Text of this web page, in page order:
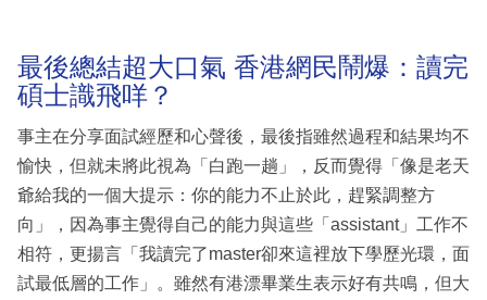
最後總結超大口氣 香港網民鬧爆：讀完
碩士識飛咩？
事主在分享面試經歷和心聲後，最後指雖然過程和結果均不
愉快，但就未將此視為「白跑一趟」，反而覺得「像是老天
爺給我的一個大提示：你的能力不止於此，趕緊調整方
向」，因為事主覺得自己的能力與這些「assistant」工作不
相符，更揚言「我讀完了master卻來這裡放下學歷光環，面
試最低層的工作」。雖然有港漂畢業生表示好有共鳴，但大